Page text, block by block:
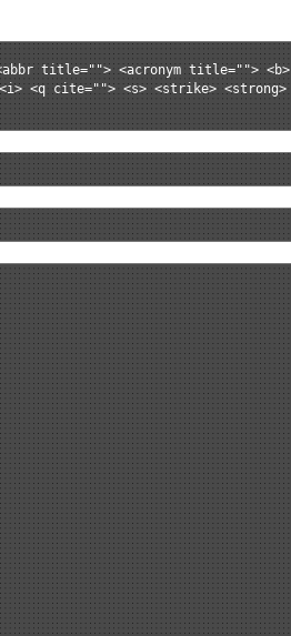
title=""> <acronym title=""> <b>
<q cite=""> <s> <strike> <strong>